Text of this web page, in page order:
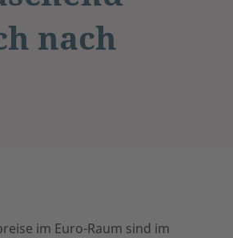
nach
im Euro-Raum sind im